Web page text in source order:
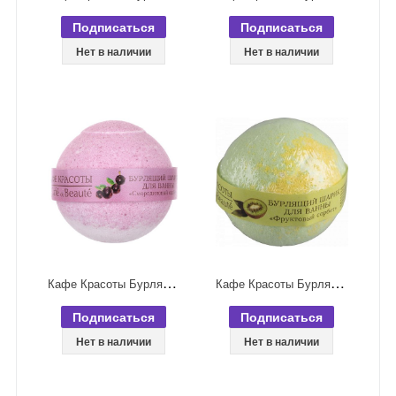
Подписаться
Нет в наличии
Подписаться
Нет в наличии
К
афе Красоты Бурлящий шарик для ванной Смородиновый сорбет 120 гр
Подписаться
Нет в наличии
К
афе Красоты Бурлящий шарик для ванной Фруктовый сорбет 120 гр
Подписаться
Нет в наличии